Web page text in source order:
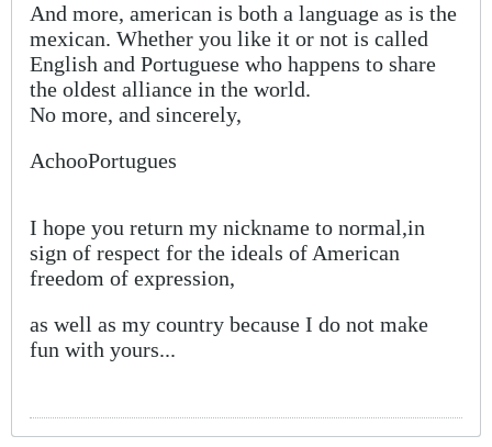
And more, american is both a language as is the
mexican. Whether you like it or not is called
English and Portuguese who happens to share
the oldest alliance in the world.
No more, and sincerely,
AchooPortugues
I hope you return my nickname to normal,in
sign of respect for the ideals of American
freedom of expression,
as well as my country because I do not make
fun with yours...